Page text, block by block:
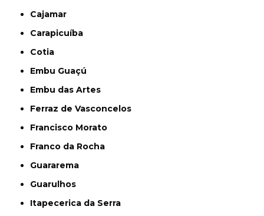
Cajamar
Carapicuíba
Cotia
Embu Guaçú
Embu das Artes
Ferraz de Vasconcelos
Francisco Morato
Franco da Rocha
Guararema
Guarulhos
Itapecerica da Serra